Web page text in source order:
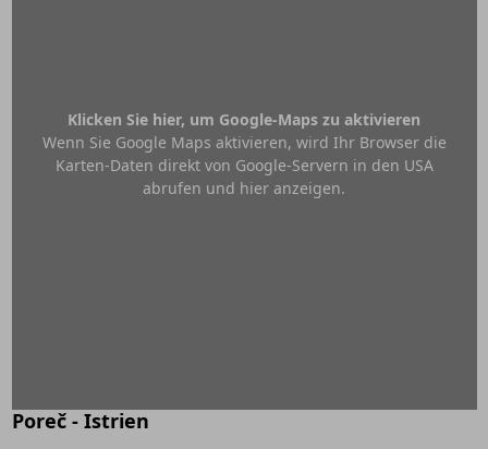
Klicken Sie hier, um Google-Maps zu aktivieren
Wenn Sie Google Maps aktivieren, wird Ihr Browser die
Karten-Daten direkt von Google-Servern in den USA
abrufen und hier anzeigen.
Poreč - Istrien